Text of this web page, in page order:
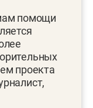
помощи
проекта